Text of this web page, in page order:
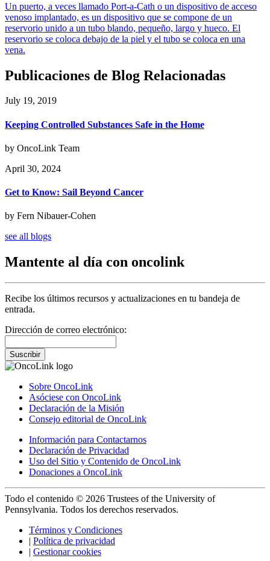
Un puerto, a veces llamado Port-a-Cath o un dispositivo de acceso
venoso implantado, es un dispositivo que se compone de un
reservorio unido a un tubo blando, pequeño, largo y hueco. El
reservorio se coloca debajo de la piel y el tubo se coloca en una
vena.
Publicaciones de Blog Relacionadas
July 19, 2019
Keeping Controlled Substances Safe in the Home
by OncoLink Team
April 30, 2024
Get to Know: Sail Beyond Cancer
by Fern Nibauer-Cohen
see all blogs
Mantente al día con oncolink
Recibe los últimos recursos y actualizaciones en tu bandeja de
entrada.
Dirección de correo electrónico:
Suscribir
Sobre OncoLink
Asóciese con OncoLink
Declaración de la Misión
Consejo editorial de OncoLink
Información para Contactarnos
Declaración de Privacidad
Uso del Sitio y Contenido de OncoLink
Donaciones a OncoLink
Todo el contenido © 2026 Trustees of the University of
Pennsylvania. Todos los derechos reservados.
Términos y Condiciones
| Política de privacidad
| Gestionar cookies